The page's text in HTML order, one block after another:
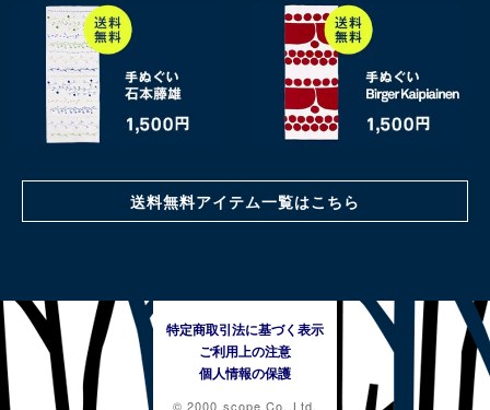
送料無料アイテム一覧はこちら
特定商取引法に基づく表示
ご利用上の注意
個人情報の保護
© 2000 scope Co.,Ltd.